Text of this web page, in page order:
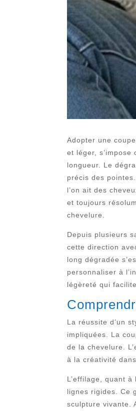
Adopter une
et léger,
longueur. Le
précis des
l’on ait des
et toujours
chevelure.
Depuis plusieurs
cette direction
long dégradée
personnaliser à
légèreté qui
La réussite d’un
impliquées. La
de la chevelure.
à la créativité
L’effilage, quant
lignes rigides. Ce
sculpture vivante.